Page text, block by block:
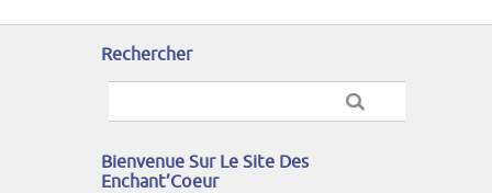
Rechercher
Bienvenue Sur Le Site Des
Enchant’Coeur